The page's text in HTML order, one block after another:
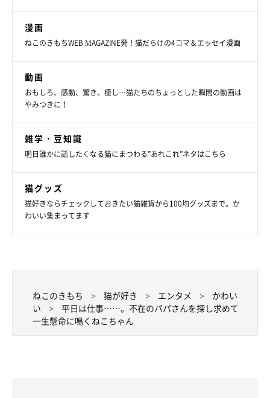
漫画
ねこのきもちWEB MAGAZINE発！猫だらけの4コマ＆エッセイ漫画
動画
おもしろ、感動、驚き、癒し…猫たちのちょっとした瞬間の動画は
やみつきに！
雑学・豆知識
明日誰かに話したくなる猫にまつわる”あれこれ”ネタはこちら
猫グッズ
猫好きならチェックしておきたい猫雑貨から100均グッズまで。か
わいい集まってます
ねこのきもち 猫が好き エンタメ
かわい
い
平日は仕事……。不在のパパさんを探し求めて
一生懸命に鳴くねこちゃん